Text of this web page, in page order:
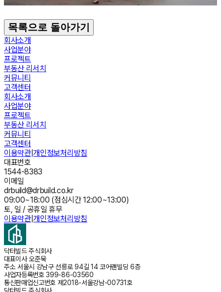
목록으로 돌아가기
회사소개
사업분야
프로젝트
부동산 리서치
커뮤니티
고객센터
회사소개
사업분야
프로젝트
부동산 리서치
커뮤니티
고객센터
이용약관|개인정보처리방침
대표번호
1544-8383
이메일
drbuild@drbuild.co.kr
09:00~18:00 (점심시간 12:00~13:00)
토, 일 / 공휴일 휴무
이용약관|개인정보처리방침
닥터빌드 주식회사
대표이사오준묵
주소 서울시 강남구 선릉로 94길 14 코어랜빌딩 6층
사업자등록번호 399-86-03560
통신판매업신고번호 제2018-서울강남-00731호